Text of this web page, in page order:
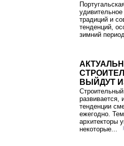
традиций и
тенденций,
зимний
ВЫЙДУТ
развивается,
тенденции
ежегодно.
архитекторы
некоторые...